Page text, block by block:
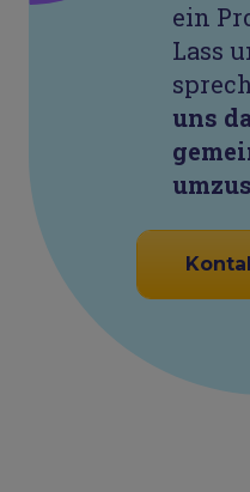
ein
Lass
uns